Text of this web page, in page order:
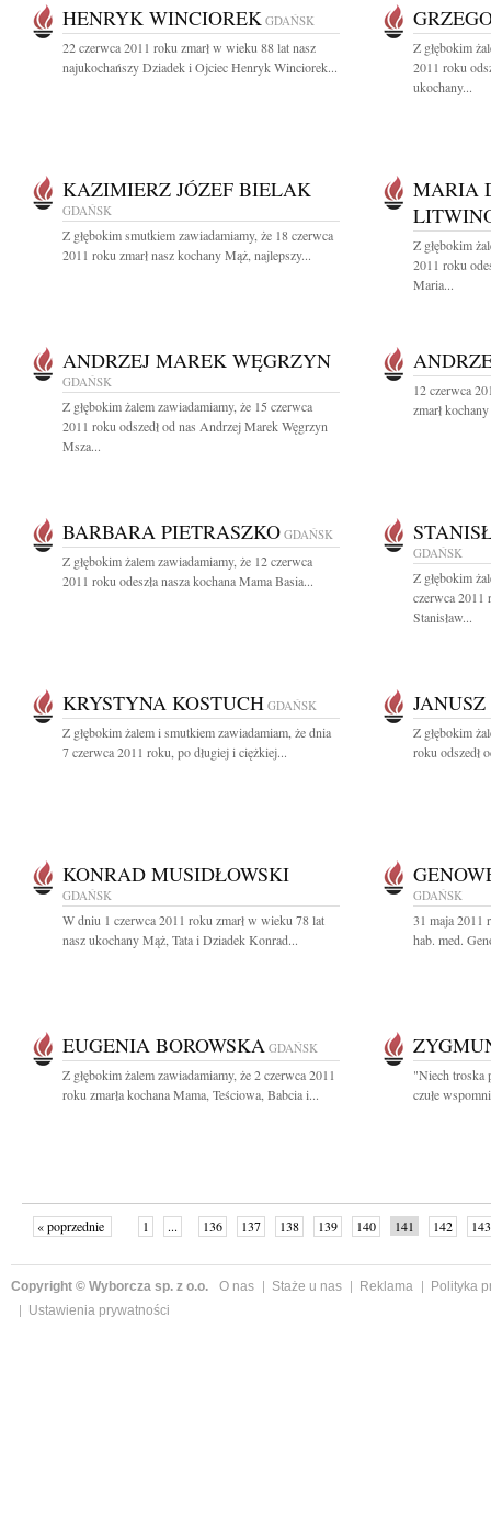
HENRYK WINCIOREK GDAŃSK
22 czerwca 2011 roku zmarł w wieku 88 lat nasz
najukochańszy Dziadek i Ojciec Henryk Winciorek...
Z głębokim
2011 roku
ukochany...
KAZIMIERZ JÓZEF BIELAK
GDAŃSK
Z głębokim smutkiem zawiadamiamy, że 18 czerwca
2011 roku zmarł nasz kochany Mąż, najlepszy...
MARIA
Z głębokim
2011 roku
Maria...
ANDRZEJ MAREK WĘGRZYN
GDAŃSK
Z głębokim żalem zawiadamiamy, że 15 czerwca
2011 roku odszedł od nas Andrzej Marek Węgrzyn
Msza...
12 czerwca
zmarł
BARBARA PIETRASZKO GDAŃSK
Z głębokim żalem zawiadamiamy, że 12 czerwca
2011 roku odeszła nasza kochana Mama Basia...
GDAŃSK
Z głębokim
czerwca 2011
Stanisław...
KRYSTYNA KOSTUCH GDAŃSK
Z głębokim żalem i smutkiem zawiadamiam, że dnia
7 czerwca 2011 roku, po długiej i ciężkiej...
Z głębokim
roku odszedł
KONRAD MUSIDŁOWSKI
GDAŃSK
W dniu 1 czerwca 2011 roku zmarł w wieku 78 lat
nasz ukochany Mąż, Tata i Dziadek Konrad...
GDAŃSK
31 maja 2011
hab. med.
EUGENIA BOROWSKA GDAŃSK
Z głębokim żalem zawiadamiamy, że 2 czerwca 2011
roku zmarła kochana Mama, Teściowa, Babcia i...
"Niech troska
czułe
« poprzednie 1 ... 136 137 138 139 140 141 142
143
Copyright © Wyborcza sp. z o.o. O nas Staże u nas Reklama
Polityka
Ustawienia prywatności